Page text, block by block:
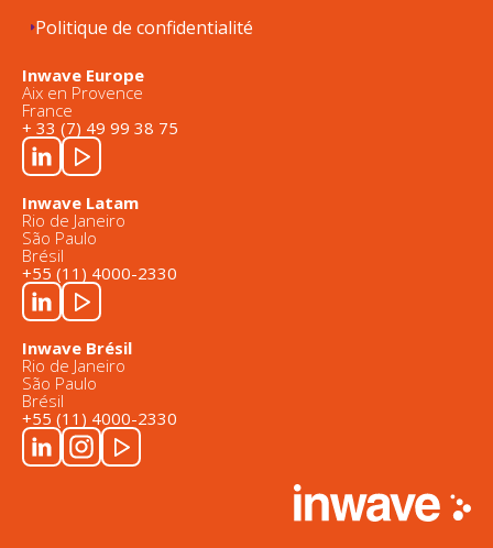
Politique de confidentialité
Inwave Europe
Aix en Provence
France
+ 33 (7) 49 99 38 75
Inwave Latam
Rio de Janeiro
São Paulo
Brésil
+55 (11) 4000-2330
Inwave Brésil
Rio de Janeiro
São Paulo
Brésil
+55 (11) 4000-2330